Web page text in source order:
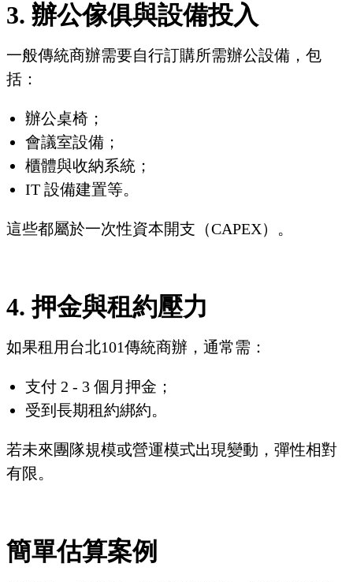
3. 辦公傢俱與設備投入
一般傳統商辦需要自行訂購所需辦公設備，包
括：
辦公桌椅；
會議室設備；
櫃體與收納系統；
IT 設備建置等。
這些都屬於一次性資本開支（CAPEX）。
4. 押金與租約壓力
如果租用台北101傳統商辦，通常需：
支付 2 - 3 個月押金；
受到長期租約綁約。
若未來團隊規模或營運模式出現變動，彈性相對
有限。
簡單估算案例